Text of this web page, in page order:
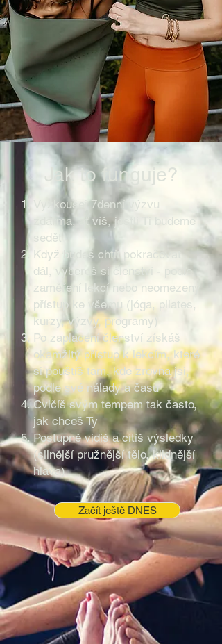
Jak to funguje?
Vyzkoušej 7denní výzvu
zdarma, ať víš, jestli Ti budeme
sedět
Když budeš chtít pokračovat
dál, vybereš si členství - podle
zaměření lekcí nebo neomezený
přístup ke všemu (jóga, pilates,
kurzy, výzvy, programy)
Po zaplacení členství získáš
okamžitý přístup k lekcím, které
si pouštíš tam, kde zrovna jsi,
podle své nálady a času
Cvičíš svým tempem tak často,
jak chceš Ty
Postupně vidíš a cítíš výsledky
(silnější pružnější tělo, klidnější
hlava)
Začít ještě DNES